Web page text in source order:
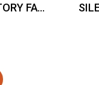
POT SX 85 2025-206 FMF FACTORY FATTY